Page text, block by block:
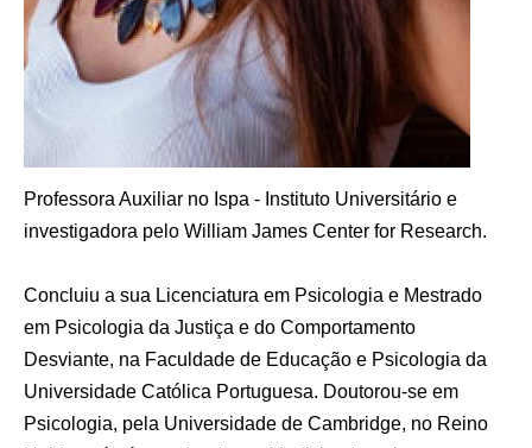
Professora Auxiliar no Ispa - Instituto Universitário e
investigadora pelo William James Center for Research.
Concluiu a sua Licenciatura em Psicologia e Mestrado
em Psicologia da Justiça e do Comportamento
Desviante, na Faculdade de Educação e Psicologia da
Universidade Católica Portuguesa. Doutorou-se em
Psicologia, pela Universidade de Cambridge, no Reino